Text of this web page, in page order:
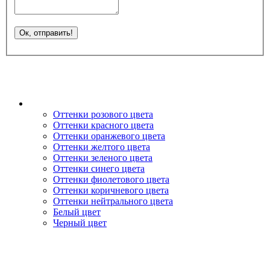
Оттенки розового цвета
Оттенки красного цвета
Оттенки оранжевого цвета
Оттенки желтого цвета
Оттенки зеленого цвета
Оттенки синего цвета
Оттенки фиолетового цвета
Оттенки коричневого цвета
Оттенки нейтрального цвета
Белый цвет
Черный цвет